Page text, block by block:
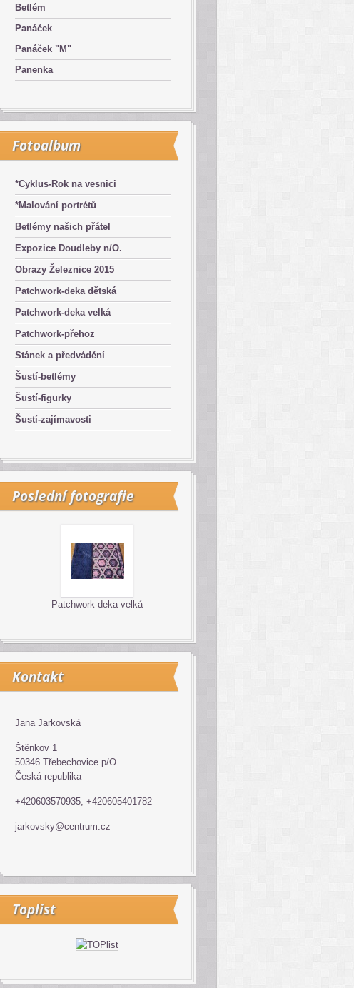
Betlém
Panáček
Panáček "M"
Panenka
Fotoalbum
*Cyklus-Rok na vesnici
*Malování portrétů
Betlémy našich přátel
Expozice Doudleby n/O.
Obrazy Železnice 2015
Patchwork-deka dětská
Patchwork-deka velká
Patchwork-přehoz
Stánek a předvádění
Šustí-betlémy
Šustí-figurky
Šustí-zajímavosti
Poslední fotografie
Patchwork-deka velká
Kontakt
Jana Jarkovská
Štěnkov 1
50346 Třebechovice p/O.
Česká republika
+420603570935, +420605401782
jarkovsky@centrum.cz
Toplist